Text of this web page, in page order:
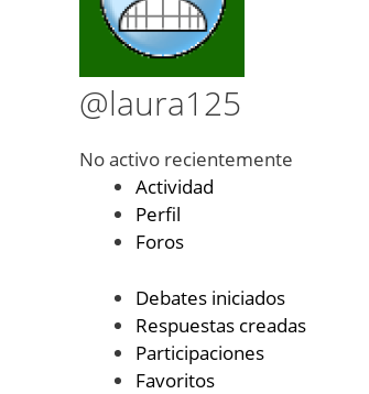
@laura125
No activo recientemente
Actividad
Perfil
Foros
Debates iniciados
Respuestas creadas
Participaciones
Favoritos